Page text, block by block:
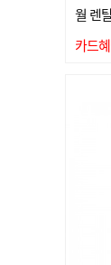
월 렌
카드